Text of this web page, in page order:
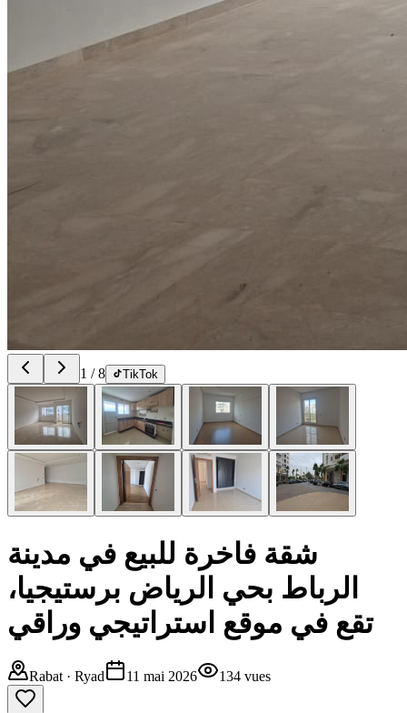
1 /8 TikTok
شقة فاخرة للبيع في مدينة
الرباط بحي الرياض برستيجيا،
تقع في موقع استراتيجي وراقي
Rabat · Ryad 11 mai 2026 134 vues